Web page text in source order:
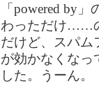
「powered by
わっただけ……
だけど、スパム
が効かなくなっ
した。うーん。